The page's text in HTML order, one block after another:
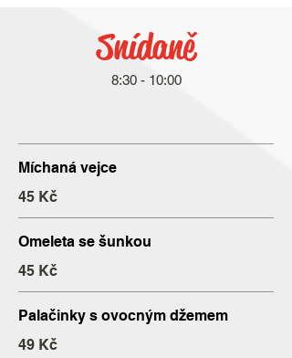
Snídaně
8:30 - 10:00
Míchaná vejce
45 Kč
Omeleta se šunkou
45 Kč
Palačinky s ovocným džemem
49 Kč